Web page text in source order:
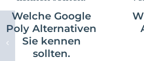
Welche Google
Poly Alternativen
Sie kennen
sollten.